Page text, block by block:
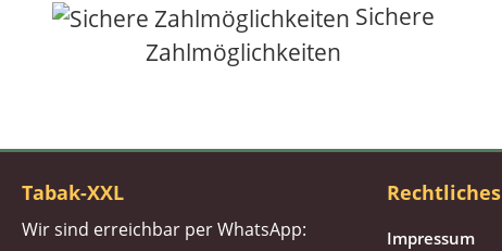
Sichere
Zahlmöglichkeiten
Tabak-XXL
Wir sind erreichbar per WhatsApp:
Rechtliches
Impressum